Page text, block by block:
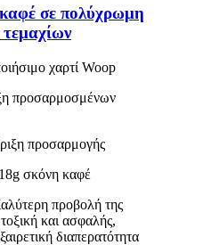
σε πολύχρωμη
χαρτί Woop
προσαρμοσμένων
προσαρμογής
σκόνη καφέ
προβολή της
και ασφαλής,
διαπερατότητα